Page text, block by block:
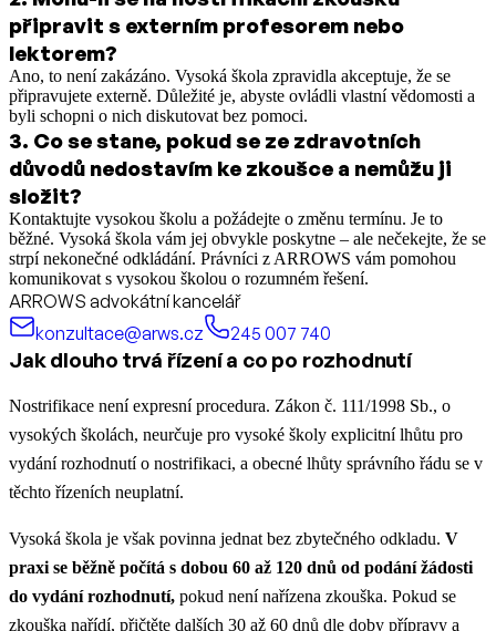
připravit s externím profesorem nebo
lektorem?
Ano, to není zakázáno. Vysoká škola zpravidla akceptuje, že se
připravujete externě. Důležité je, abyste ovládli vlastní vědomosti a
byli schopni o nich diskutovat bez pomoci.
3. Co se stane, pokud se ze zdravotních
důvodů nedostavím ke zkoušce a nemůžu ji
složit?
Kontaktujte vysokou školu a požádejte o změnu termínu. Je to
běžné. Vysoká škola vám jej obvykle poskytne – ale nečekejte, že se
strpí nekonečné odkládání. Právníci z ARROWS vám pomohou
komunikovat s vysokou školou o rozumném řešení.
ARROWS advokátní kancelář
konzultace@arws.cz
245 007 740
Jak dlouho trvá řízení a co po rozhodnutí
Nostrifikace není expresní procedura. Zákon č. 111/1998 Sb., o
vysokých školách, neurčuje pro vysoké školy explicitní lhůtu pro
vydání rozhodnutí o nostrifikaci, a obecné lhůty správního řádu se v
těchto řízeních neuplatní.
Vysoká škola je však povinna jednat bez zbytečného odkladu. V
praxi se běžně počítá s dobou 60 až 120 dnů od podání žádosti
do vydání rozhodnutí, pokud není nařízena zkouška. Pokud se
zkouška nařídí, přičtěte dalších 30 až 60 dnů dle doby přípravy a